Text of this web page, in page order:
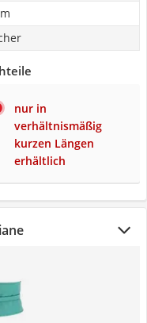
nur in
verhältnismäßig
kurzen Längen
erhältlich